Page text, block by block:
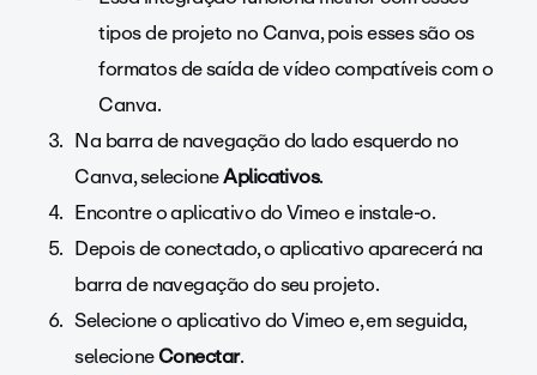
tipos de projeto no Canva, pois esses são os
formatos de saída de vídeo compatíveis com o
Canva.
Na barra de navegação do lado esquerdo no
Canva, selecioneAplicativos.
Encontre o aplicativo do Vimeo e instale-o.
Depois de conectado, o aplicativo aparecerá na
barra de navegação do seu projeto.
Selecione o aplicativo do Vimeo e, em seguida,
selecioneConectar.